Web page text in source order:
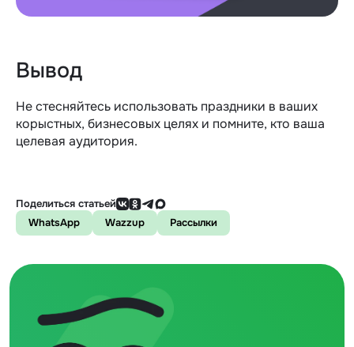
Вывод
Не стесняйтесь использовать праздники в ваших
корыстных, бизнесовых целях и помните, кто ваша
целевая аудитория.
Поделиться статьей
WhatsApp
Wazzup Рассылки